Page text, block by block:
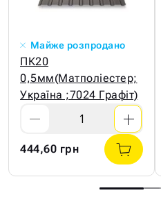
Майже розпродано
ПК20
0,5мм(Матполіестер;
Україна ;7024 Графіт)
444,60 грн